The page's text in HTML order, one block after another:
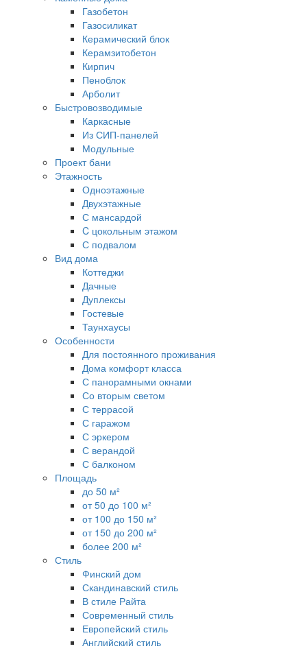
Газобетон
Газосиликат
Керамический блок
Керамзитобетон
Кирпич
Пеноблок
Арболит
Быстровозводимые
Каркасные
Из СИП-панелей
Модульные
Проект бани
Этажность
Одноэтажные
Двухэтажные
С мансардой
C цокольным этажом
С подвалом
Вид дома
Коттеджи
Дачные
Дуплексы
Гостевые
Таунхаусы
Особенности
Для постоянного проживания
Дома комфорт класса
С панорамными окнами
Со вторым светом
С террасой
С гаражом
С эркером
С верандой
С балконом
Площадь
до 50 м²
от 50 до 100 м²
от 100 до 150 м²
от 150 до 200 м²
более 200 м²
Стиль
Финский дом
Скандинавский стиль
В стиле Райта
Современный стиль
Европейский стиль
Английский стиль